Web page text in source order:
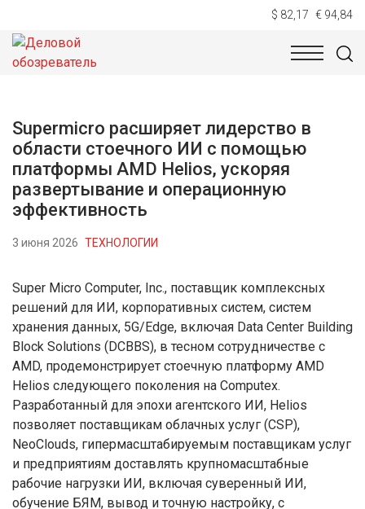
$ 82,17 € 94,84
НОВОСТИ
Supermicro расширяет лидерство в
области стоечного ИИ с помощью
платформы AMD Helios, ускоряя
развертывание и операционную
эффективность
3 июня 2026 ТЕХНОЛОГИИ
Super Micro Computer, Inc., поставщик комплексных
решений для ИИ, корпоративных систем, систем
хранения данных, 5G/Edge, включая Data Center Building
Block Solutions (DCBBS), в тесном сотрудничестве с
AMD, продемонстрирует стоечную платформу AMD
Helios следующего поколения на Computex.
Разработанный для эпохи агентского ИИ, Helios
позволяет поставщикам облачных услуг (CSP),
NeoClouds, гипермасштабируемым поставщикам услуг
и предприятиям доставлять крупномасштабные
рабочие нагрузки ИИ, включая суверенный ИИ,
обучение БЯМ, вывод и точную настройку, с